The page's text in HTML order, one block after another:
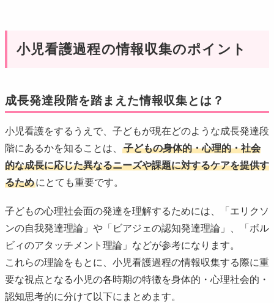
小児看護過程の情報収集のポイント
成長発達段階を踏まえた情報収集とは？
小児看護をするうえで、子どもが現在どのような成長発達段
階にあるかを知ることは、 子どもの身体的・心理的・社会
的な成長に応じた異なるニーズや課題に対するケアを提供す
るためにとても重要です。
子どもの心理社会面の発達を理解するためには、「エリクソ
ンの自我発達理論」や「ビアジェの認知発達理論」、「ボル
ビィのアタッチメント理論」などが参考になります。
これらの理論をもとに、小児看護過程の情報収集する際に重
要な視点となる小児の各時期の特徴を身体的・心理社会的・
認知思考的に分けて以下にまとめます。